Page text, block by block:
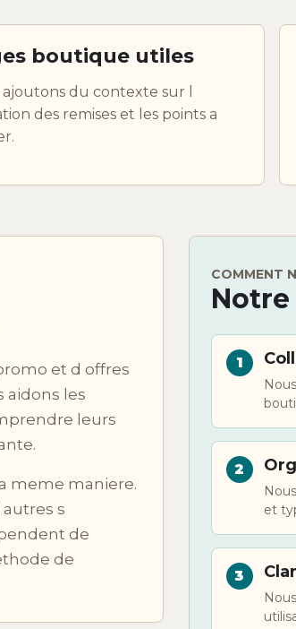
boutique utiles
ajoutons du contexte sur l
des remises et les points a
et d offres
aidons les
leurs
meme maniere.
s
de
de
COMMENT
et